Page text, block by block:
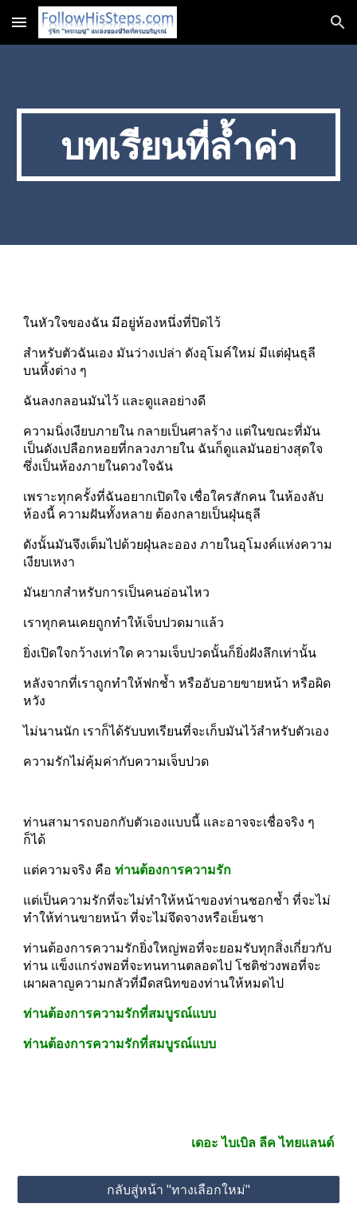
Skip to main content Skip to navigation
บทเรียนที่ล้ำค่า
ในหัวใจของฉัน มีอยู่ห้องหนึ่งที่ปิดไว้
สำหรับตัวฉันเอง มันว่างเปล่า ดังอุโมค์ใหม่ มีแต่ฝุ่นธุลี
บนหิ้งต่าง ๆ
ฉันลงกลอนมันไว้ และดูแลอย่างดี
ความนิ่งเงียบภายใน กลายเป็นศาลร้าง แต่ในขณะที่มัน
เป็นดังเปลือกหอยที่กลวงภายใน ฉันก็ดูแลมันอย่างสุดใจ
ซึ่งเป็นห้องภายในดวงใจฉัน
เพราะทุกครั้งที่ฉันอยากเปิดใจ เชื่อใครสักคน ในห้องลับ
ห้องนี้ ความฝันทั้งหลาย ต้องกลายเป็นฝุ่นธุลี
ดังนั้นมันจึงเต็มไปด้วยฝุ่นละออง ภายในอุโมงค์แห่งความ
เงียบเหงา
มันยากสำหรับการเป็นคนอ่อนไหว
เราทุกคนเคยถูกทำให้เจ็บปวดมาแล้ว
ยิ่งเปิดใจกว้างเท่าใด ความเจ็บปวดนั้นก็ยิ่งฝังลึกเท่านั้น
หลังจากที่เราถูกทำให้ฟกช้ำ หรืออับอายขายหน้า หรือผิด
หวัง
ไม่นานนัก เราก็ได้รับบทเรียนที่จะเก็บมันไว้สำหรับตัวเอง
ความรักไม่คุ้มค่ากับความเจ็บปวด
ท่านสามารถบอกกับตัวเองแบบนี้ และอาจจะเชื่อจริง ๆ
ก็ได้
แต่ความจริง คือ ท่านต้องการความรัก
แต่เป็นความรักที่จะไม่ทำให้หน้าของท่านชอกช้ำ ที่จะไม่
ทำให้ท่านขายหน้า ที่จะไม่จึดจางหรือเย็นชา
ท่านต้องการความรักยิ่งใหญ่พอที่จะยอมรับทุกสิ่งเกี่ยวกับ
ท่าน แข็งแกร่งพอที่จะทนทานตลอดไป โชติช่วงพอที่จะ
เผาผลาญความกลัวที่มืดสนิทของท่านให้หมดไป
ท่านต้องการความรักที่สมบูรณ์แบบ
ท่านต้องการความรักที่สมบูรณ์แบบ
เดอะ ไบเบิล ลีค ไทยแลนด์
กลับสู่หน้า "ทางเลือกใหม่"